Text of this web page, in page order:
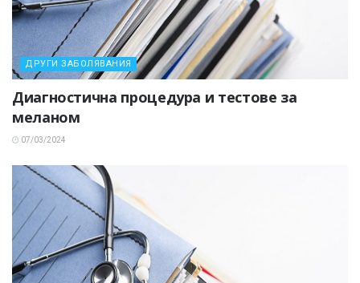
ДРУГИ ЗАБОЛЯВАНИЯ
Диагностична процедура и тестове за
меланом
07/03/2024